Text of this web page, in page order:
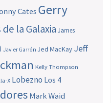
Cates Gerry
la Galaxia James
Javier Garrón Jed MacKay Jeff
Kelly Thompson
X Lobezno Los 4
Mark Waid